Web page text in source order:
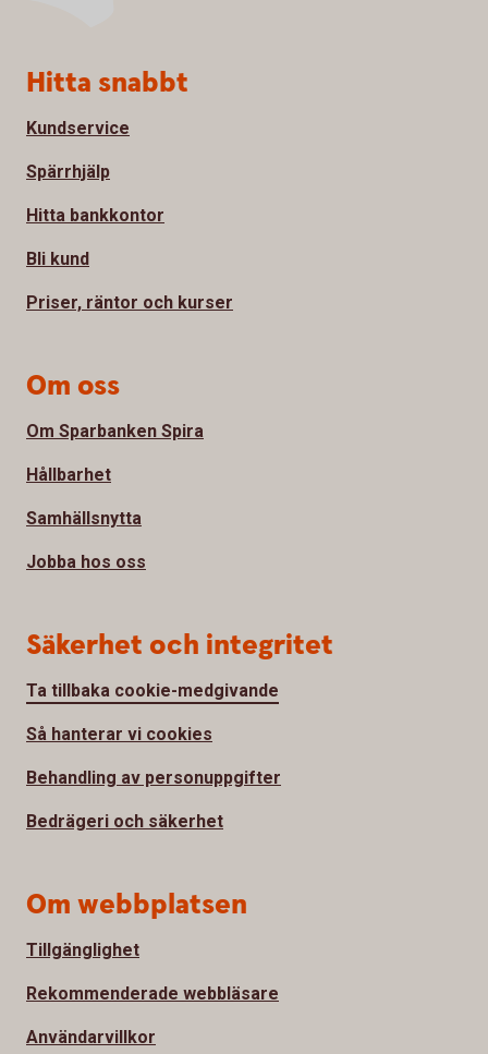
Sidfot
Hitta snabbt
Kundservice
Spärrhjälp
Hitta bankkontor
Bli kund
Priser, räntor och kurser
Om oss
Om Sparbanken Spira
Hållbarhet
Samhällsnytta
Jobba hos oss
Säkerhet och integritet
Ta tillbaka cookie-medgivande
Så hanterar vi cookies
Behandling av personuppgifter
Bedrägeri och säkerhet
Om webbplatsen
Tillgänglighet
Rekommenderade webbläsare
Användarvillkor